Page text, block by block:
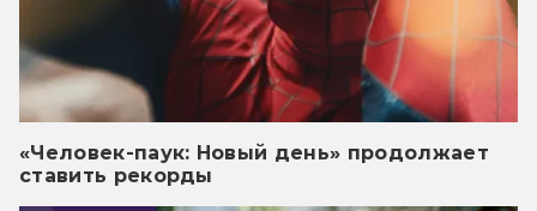
«Человек-паук: Новый день» продолжает
ставить рекорды